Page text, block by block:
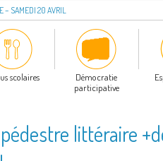
– SAMEDI 20 AVRIL
scolaires
Démocratie
participative
littéraire